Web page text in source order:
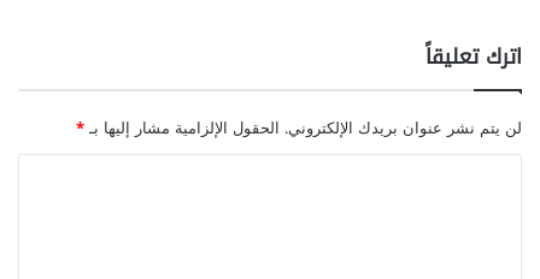
اترك تعليقاً
لن يتم نشر عنوان بريدك الإلكتروني. الحقول الإلزامية مشار إليها بـ*